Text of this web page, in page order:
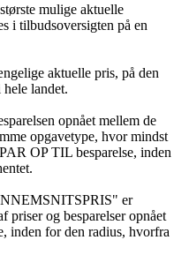
mulige aktuelle
i tilbudsoversigten på en
aktuelle pris, på den
landet.
opnået mellem de
opgavetype, hvor mindst
OP TIL besparelse, inden
er
priser og besparelser opnået
inden for den radius, hvorfra